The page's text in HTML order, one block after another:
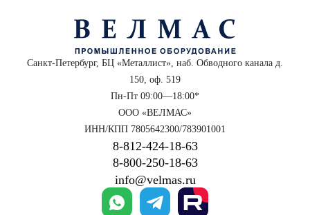
Санкт-Петербург, БЦ «Металлист», наб. Обводного канала д.
150, оф. 519
Пн-Пт 09:00—18:00*
ООО «ВЕЛМАС»
ИНН/КПП 7805642300/783901001
8‑812‑424‑18‑63
8‑800‑250‑18‑63
info@velmas.ru